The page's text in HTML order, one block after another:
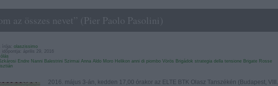
az összes nevet” (Pier Paolo Pasolini)
írója: olaszissimo
időpontja: április 29, 2016
Endre Nanni Balestrini Szirmai Anna Aldo Moro Helikon anni di piombo Vörös Brigádok strategia della tensione Brigate Rosse
2016. május 3-án, kedden 17,00 órakor az ELTE BTK Olasz Tanszékén (Budapest, VIII.